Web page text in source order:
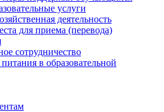
услуги
деятельность
для приема (перевода)
сотрудничество
в образовательной